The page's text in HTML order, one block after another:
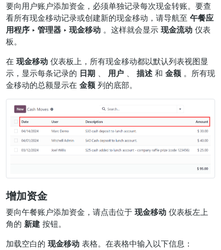
要向用户账户添加资金，必须单独记录每次现金转账。要查
看所有现金移动记录或创建新的现金移动，请导航至 午餐应
用程序 ‣ 管理器 ‣ 现金移动 。这样就会显示 现金流动 仪表
板。
在 现金移动 仪表板上，所有现金移动都以默认列表视图显
示，显示每条记录的 日期 用户 描述 和 金额 。所有现
金移动的总额显示在 金额 列的底部。
增加资金
要向午餐账户添加资金，请点击位于 现金移动 仪表板左上
角的 新建 按钮。
加载空白的 现金移动 表格。在表格中输入以下信息：